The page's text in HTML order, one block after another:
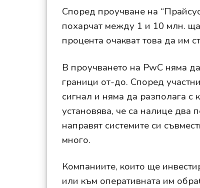
Според проучване на
похарчат между 1 и 10 млн.
процента очакват това да им
В проучването на PwC няма
граници от-до. Според
сигнал и няма да разполага с
установява, че са налице два
направят системите си
много.
Компаниите, които ще
или към оперативната им